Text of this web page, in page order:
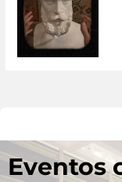
Eventos